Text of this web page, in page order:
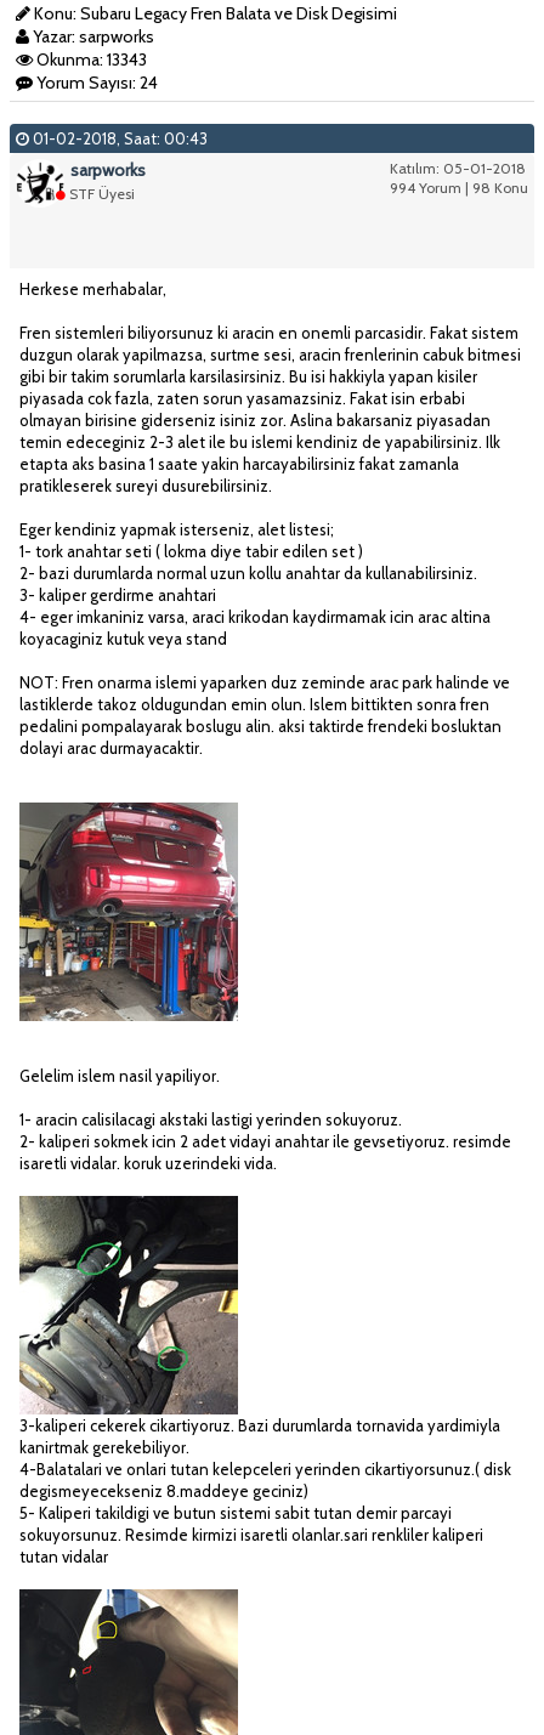
Konu: Subaru Legacy Fren Balata ve Disk Degisimi
Yazar: sarpworks
Okunma: 13343
Yorum Sayısı: 24
01-02-2018, Saat: 00:43
Katılım: 05-01-2018
994 Yorum | 98 Konu
sarpworks
STF Üyesi
Herkese merhabalar,
Fren sistemleri biliyorsunuz ki aracin en onemli parcasidir. Fakat sistem
duzgun olarak yapilmazsa, surtme sesi, aracin frenlerinin cabuk bitmesi
gibi bir takim sorumlarla karsilasirsiniz. Bu isi hakkiyla yapan kisiler
piyasada cok fazla, zaten sorun yasamazsiniz. Fakat isin erbabi
olmayan birisine giderseniz isiniz zor. Aslina bakarsaniz piyasadan
temin edeceginiz 2-3 alet ile bu islemi kendiniz de yapabilirsiniz. Ilk
etapta aks basina 1 saate yakin harcayabilirsiniz fakat zamanla
pratikleserek sureyi dusurebilirsiniz.
Eger kendiniz yapmak isterseniz, alet listesi;
1- tork anahtar seti ( lokma diye tabir edilen set )
2- bazi durumlarda normal uzun kollu anahtar da kullanabilirsiniz.
3- kaliper gerdirme anahtari
4- eger imkaniniz varsa, araci krikodan kaydirmamak icin arac altina
koyacaginiz kutuk veya stand
NOT: Fren onarma islemi yaparken duz zeminde arac park halinde ve
lastiklerde takoz oldugundan emin olun. Islem bittikten sonra fren
pedalini pompalayarak boslugu alin. aksi taktirde frendeki bosluktan
dolayi arac durmayacaktir.
Gelelim islem nasil yapiliyor.
1- aracin calisilacagi akstaki lastigi yerinden sokuyoruz.
2- kaliperi sokmek icin 2 adet vidayi anahtar ile gevsetiyoruz. resimde
isaretli vidalar. koruk uzerindeki vida.
3-kaliperi cekerek cikartiyoruz. Bazi durumlarda tornavida yardimiyla
kanirtmak gerekebiliyor.
4-Balatalari ve onlari tutan kelepceleri yerinden cikartiyorsunuz.( disk
degismeyecekseniz 8.maddeye geciniz)
5- Kaliperi takildigi ve butun sistemi sabit tutan demir parcayi
sokuyorsunuz. Resimde kirmizi isaretli olanlar.sari renkliler kaliperi
tutan vidalar